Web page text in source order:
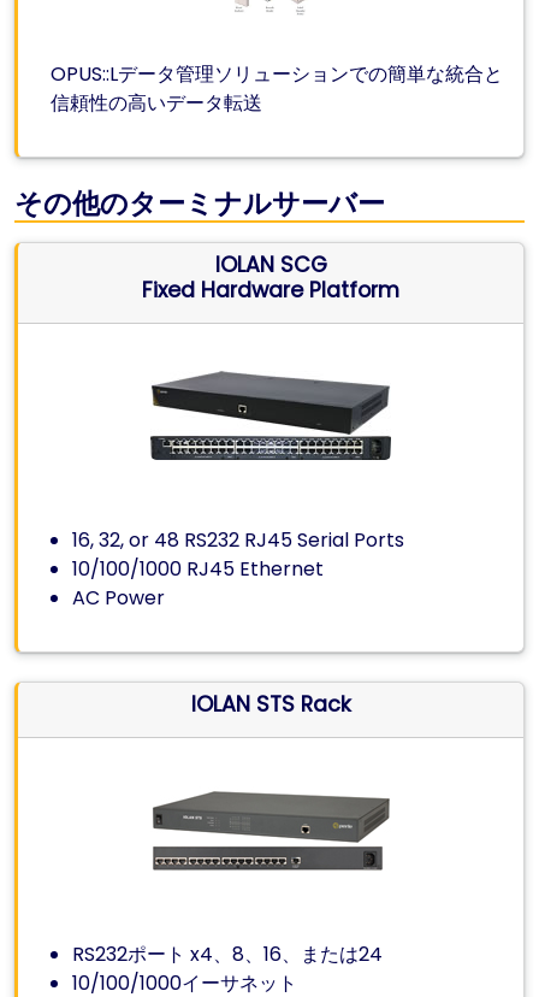
OPUS::Lデータ管理ソリューションでの簡単な統合と
信頼性の高いデータ転送
その他のターミナルサーバー
IOLAN SCG
Fixed Hardware Platform
16, 32, or 48 RS232 RJ45 Serial Ports
10/100/1000 RJ45 Ethernet
AC Power
IOLAN STS Rack
RS232ポート x4、8、16、または24
10/100/1000イーサネット